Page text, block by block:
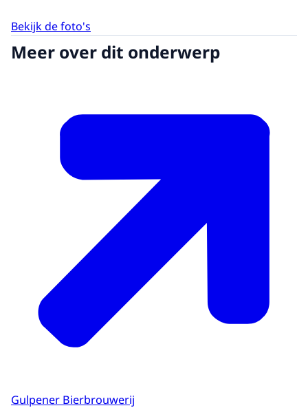
Bekijk de foto's
Meer over dit onderwerp
Gulpener Bierbrouwerij